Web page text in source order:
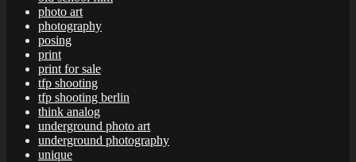
photo art
photography
posing
print
print for sale
tfp shooting
tfp shooting berlin
think analog
underground photo art
underground photography
unique